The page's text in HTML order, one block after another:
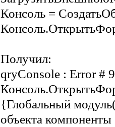
Консоль =
Получил:
qryConsole : Error #
{Глобальный
объекта